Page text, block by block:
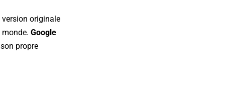
version originale
Google
propre